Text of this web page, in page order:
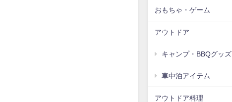
おもちゃ・ゲーム
アウトドア
キャンプ・BBQグッズ
車中泊アイテム
アウトドア料理